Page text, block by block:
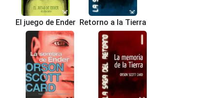
El juego de Ender Retorno a la Tierra